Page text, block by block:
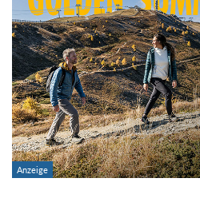
Region:
Gebirge:
Art der Tour: